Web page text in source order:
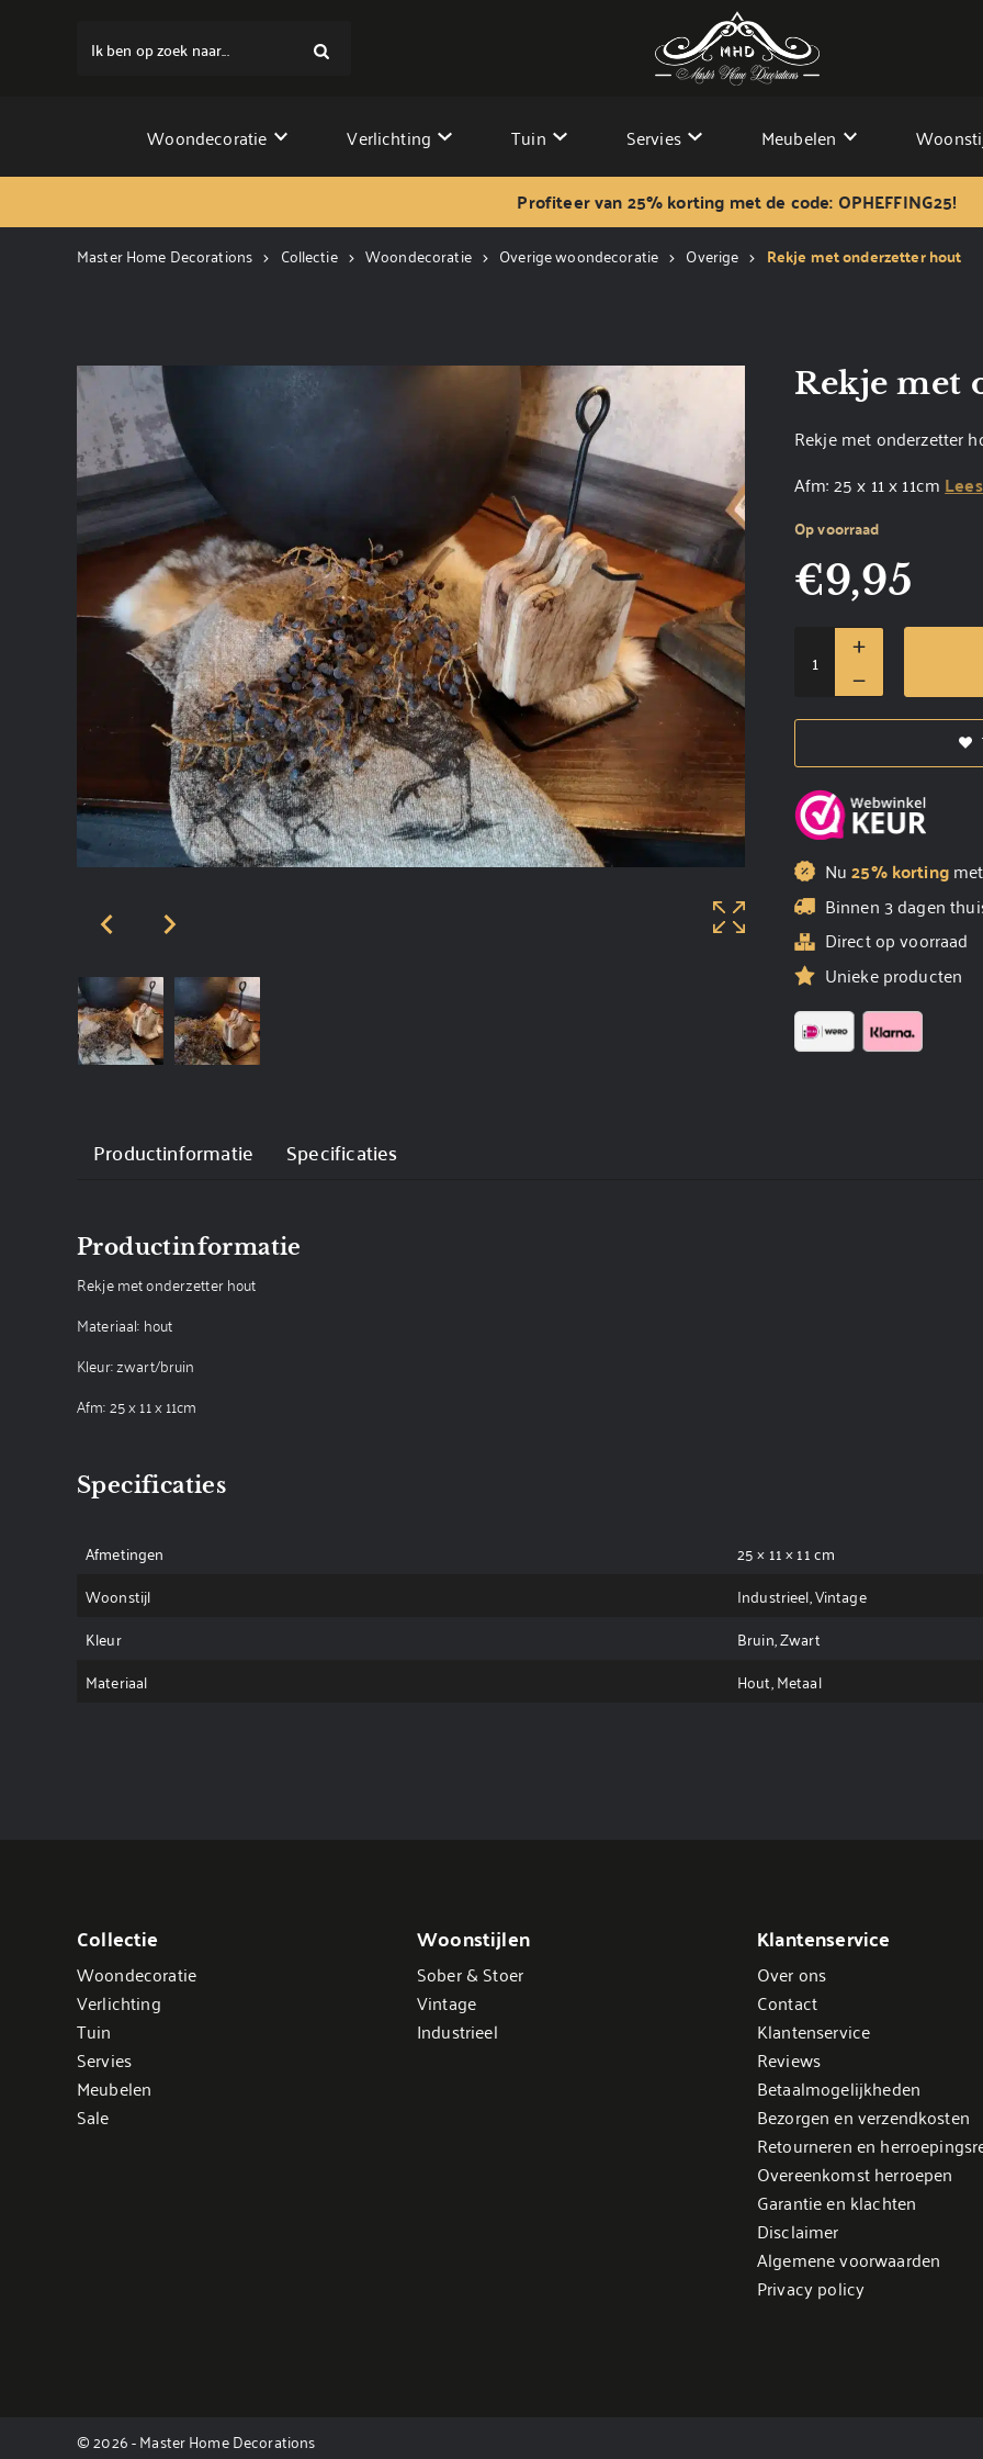
Ik ben op zoek naar...
Woondecoratie Verlichting Tuin Servies Meubelen
Profiteer van 25% korting met de code: OPHEFFING25!
Master Home Decorations Collectie Woondecoratie Overige woondecoratie Overige Rekje met onderzetter hout
Rekje met
Rekje met onderzetter
Afm: 25 x 11 x 11cm
Op voorraad
€9,95
Nu25% korting
Binnen 3 dagen
Direct op voorraad
Unieke producten
Productinformatie Specificaties
Productinformatie
Rekje met onderzetter hout
Materiaal: hout
Kleur: zwart/bruin
Afm: 25 x 11 x 11cm
Specificaties
Afmetingen
25 × 11 × 11 cm
Woonstijl
Industrieel, Vintage
Kleur
Bruin, Zwart
Materiaal
Hout, Metaal
Collectie
Woondecoratie
Verlichting
Tuin
Servies
Meubelen
Sale
Woonstijlen
Sober & Stoer
Vintage
Industrieel
Klantenservice
Over ons
Contact
Klantenservice
Reviews
Betaalmogelijkheden
Bezorgen en verzendkosten
Retourneren en
Overeenkomst herroepen
Garantie en klachten
Disclaimer
Algemene voorwaarden
Privacy policy
© 2026 - Master Home Decorations